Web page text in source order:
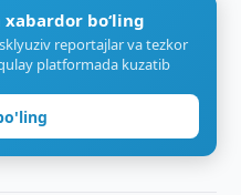
bo‘ling
reportajlar va tezkor
platformada kuzatib